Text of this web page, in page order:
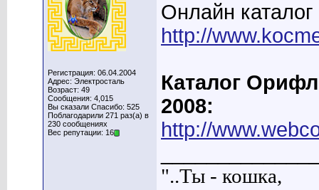
Регистрация: 06.04.2004
Адрес: Электросталь
Возраст: 49
Сообщения: 4,015
Вы сказали Спасибо: 525
Поблагодарили 271 раз(а) в
230 сообщениях
Вес репутации: 16
Онлайн каталог
http://
Каталог
2008:
http://
"..Ты - кошка,